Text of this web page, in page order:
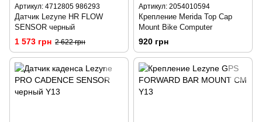
Артикул: 4712805 986293
Датчик Lezyne HR FLOW
SENSOR черный
1 573 грн 2 622 грн
Артикул: 2054010594
Крепление Merida Top Cap
Mount Bike Computer
920 грн